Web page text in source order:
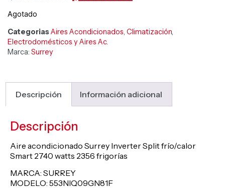
Agotado
CategoriasAires Acondicionados, Climatización,
Electrodomésticos y Aires Ac.
Marca: Surrey
Descripción Información adicional
Descripción
Aire acondicionado Surrey Inverter Split frío/calor
Smart 2740 watts 2356 frigorías
MARCA: SURREY
MODELO: 553NIQ09GN81F